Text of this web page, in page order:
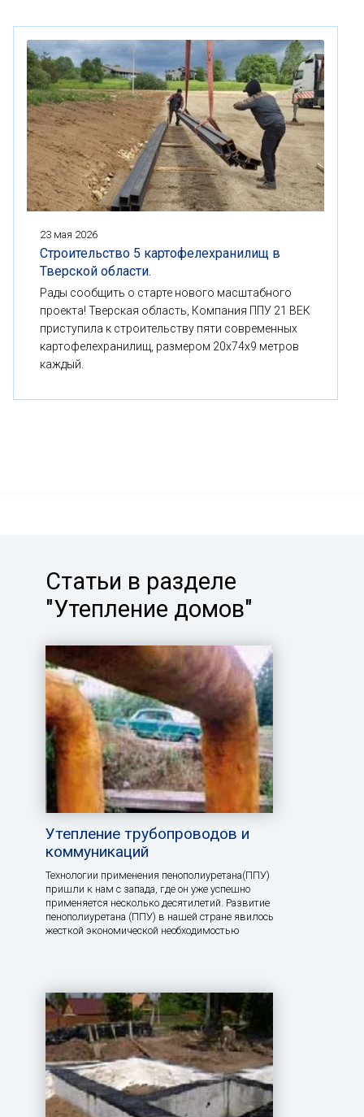
23 мая 2026
Строительство 5 картофелехранилищ в
Тверской области.
Рады сообщить о старте нового масштабного
проекта! Тверская область, Компания ППУ 21 ВЕК
приступила к строительству пяти современных
картофелехранилищ, размером 20x74x9 метров
каждый.
Статьи в разделе
"Утепление домов"
Утепление трубопроводов и
коммуникаций
Технологии применения пенополиуретана(ППУ)
пришли к нам с запада, где он уже успешно
применяется несколько десятилетий. Развитие
пенополиуретана (ППУ) в нашей стране явилось
жесткой экономической необходимостью